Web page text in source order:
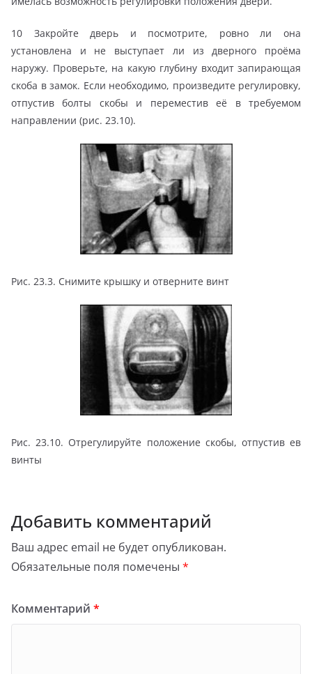
10 Закройте дверь и посмотрите, ровно ли она
установлена и не выступает ли из дверного проёма
наружу. Проверьте, на какую глубину входит запирающая
скоба в замок. Если необходимо, произведите регулировку,
отпустив болты скобы и переместив её в требуемом
направлении (рис. 23.10).
Рис. 23.3. Снимите крышку и отверните винт
Рис. 23.10. Отрегулируйте положение скобы, отпустив ев
винты
Добавить комментарий
Ваш адрес email не будет опубликован.
Обязательные поля помечены *
Комментарий *